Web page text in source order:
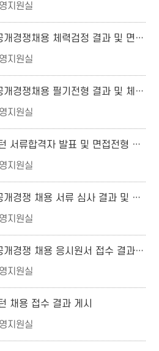
지원실
2024년 제1회 공무직 공개경쟁채용 체력검정 결과 및 면접전형 계획 공고
지원실
2024년 제1회 공무직 공개경쟁채용 필기전형 결과 및 체력검정 계획 공고
지원실
2024년 청년 체험형 인턴 서류합격자 발표 및 면접전형 실시계획 공고
지원실
2024년 제1회 공무직 공개경쟁 채용 서류 심사 결과 및 필기전형 실시 공고
지원실
2024년 제1회 공무직 공개경쟁 채용 응시원서 접수 결과(응시율) 공지
지원실
채용 접수 결과 게시
지원실